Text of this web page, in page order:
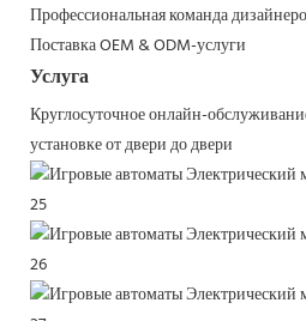
Профессиональная команда
Поставка OEM & ODM-услуги
Услуга
Круглосуточное онлайн-
установке от двери до двери